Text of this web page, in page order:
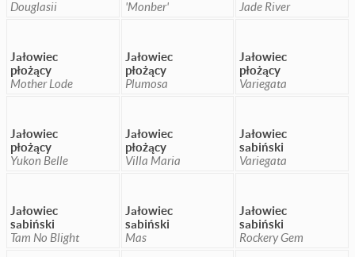
Douglasii
'Monber'
Jade River
Jałowiec
płożący
Mother Lode
Jałowiec
płożący
Plumosa
Jałowiec
płożący
Variegata
Jałowiec
płożący
Yukon Belle
Jałowiec
płożący
Villa Maria
Jałowiec
sabiński
Variegata
Jałowiec
sabiński
Tam No Blight
Jałowiec
sabiński
Mas
Jałowiec
sabiński
Rockery Gem